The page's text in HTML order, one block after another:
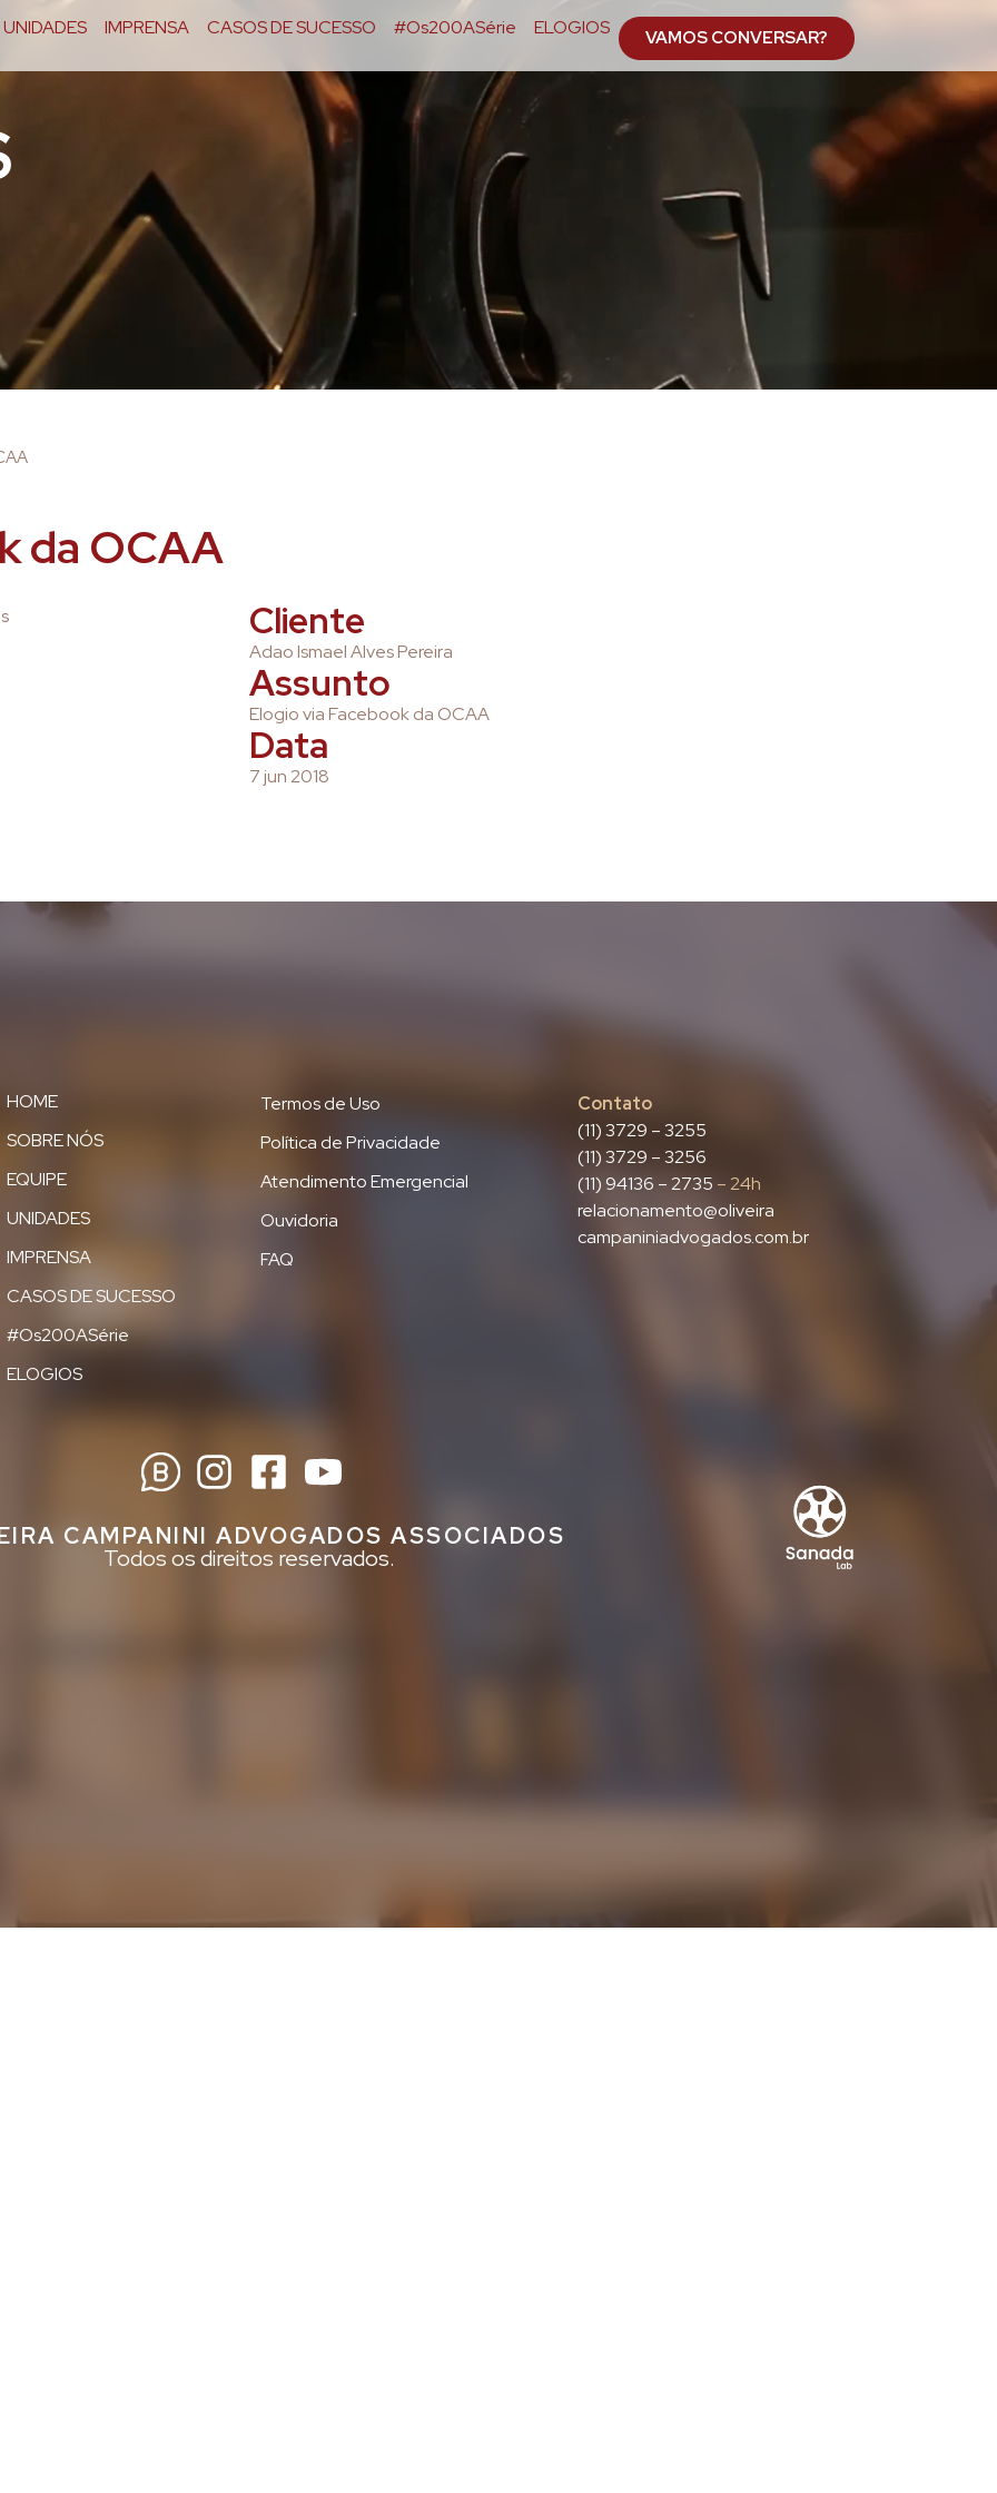
UNIDADES IMPRENSA CASOS DE SUCESSO #Os200ASérie ELOGIOS VAMOS CONVERSAR?
da OCAA
Cliente
Adao Ismael Alves Pereira
Assunto
Elogio via Facebook da OCAA
Data
7 jun 2018
HOME
SOBRE NÓS
EQUIPE
UNIDADES
IMPRENSA
CASOS DE SUCESSO
#Os200ASérie
ELOGIOS
Termos de Uso
Política de Privacidade
Atendimento Emergencial
Ouvidoria
FAQ
Contato
(11) 3729 – 3255
(11) 3729 – 3256
(11) 94136 – 2735 – 24h
relacionamento@oliveira
campaniniadvogados.com.br
CAMPANINI ADVOGADOS ASSOCIADOS
Todos os direitos reservados.